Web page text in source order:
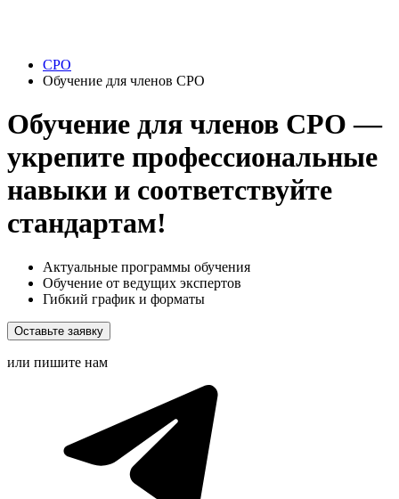
СРО
Обучение для членов СРО
Обучение для членов СРО —
укрепите профессиональные
навыки и соответствуйте
стандартам!
Актуальные программы обучения
Обучение от ведущих экспертов
Гибкий график и форматы
Оставьте заявку
или пишите нам